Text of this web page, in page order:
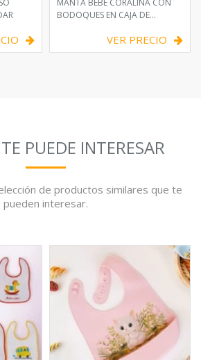
MANTA BEBE CORALINA CON
BODOQUES EN CAJA DE
VER PRECIO
PUEDE INTERESAR
de productos similares que te
pueden interesar.